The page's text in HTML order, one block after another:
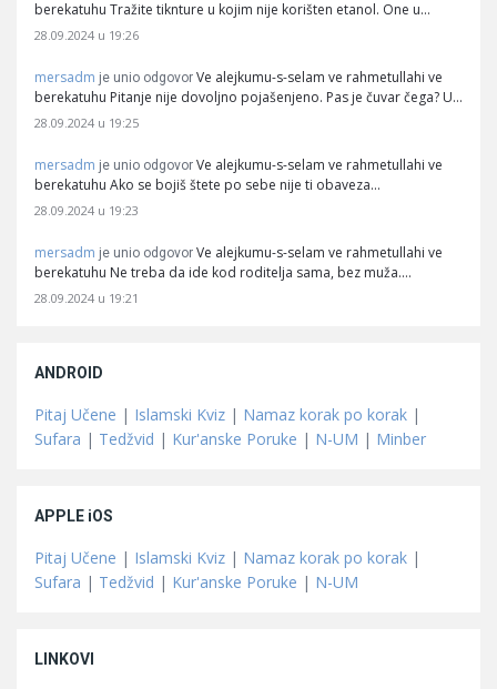
berekatuhu Tražite tiknture u kojim nije korišten etanol. One u…
28.09.2024 u 19:26
mersadm je unio odgovor Ve alejkumu-s-selam ve rahmetullahi ve
berekatuhu Pitanje nije dovoljno pojašenjeno. Pas je čuvar čega? U…
28.09.2024 u 19:25
mersadm je unio odgovor Ve alejkumu-s-selam ve rahmetullahi ve
berekatuhu Ako se bojiš štete po sebe nije ti obaveza…
28.09.2024 u 19:23
mersadm je unio odgovor Ve alejkumu-s-selam ve rahmetullahi ve
berekatuhu Ne treba da ide kod roditelja sama, bez muža.…
28.09.2024 u 19:21
ANDROID
Pitaj Učene | Islamski Kviz | Namaz korak po korak |
Sufara | Tedžvid | Kur'anske Poruke | N-UM | Minber
APPLE iOS
Pitaj Učene | Islamski Kviz | Namaz korak po korak |
Sufara | Tedžvid | Kur'anske Poruke | N-UM
LINKOVI